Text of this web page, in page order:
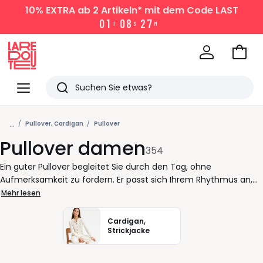
10% EXTRAab 2 Artikeln* mit dem Code LAST
01 T 08 S 27 M
Menü
Redoute
Suchen
Zuletzt
angesehen
Artikel
Zum
... Pullover, Cardigan Pullover
Pullover damen354
Ein guter Pullover begleitet Sie durch den Tag, ohne
Aufmerksamkeit zu fordern. Er passt sich Ihrem Rhythmus an,
sitzt angenehm und lässt Ihnen Bewegungsfreiheit. In der
Auswahl für Damen finden Sie Modelle, die unkompliziert
kombinierbar sind und Ihren persönlichen Stil unterstützen - im
Büro, unterwegs oder zu Hause. Ob Strickpullover mit klarem
Rundhals, ein Rollkragenpullover für einen ruhigen Look oder ein
Mehr lesen
Cardigan,
Strickjacke